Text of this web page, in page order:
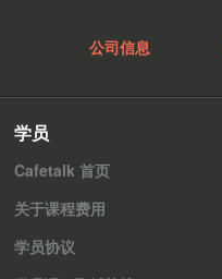
公司信息
学员
Cafetalk 首页
关于课程费用
学员协议